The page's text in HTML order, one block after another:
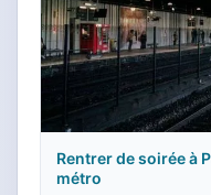
Rentrer de soirée à
métro